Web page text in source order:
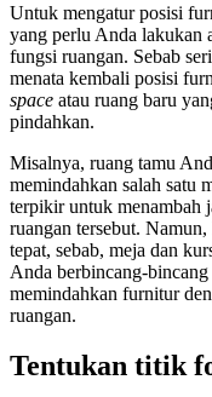
Untuk mengatur posisi
yang perlu Anda lakukan
fungsi ruangan. Sebab
menata kembali posisi
space atau ruang baru
pindahkan.
Misalnya, ruang tamu
memindahkan salah satu
terpikir untuk menambah
ruangan tersebut.
tepat, sebab, meja dan
Anda berbincang-
memindahkan furnitur
ruangan.
Tentukan titik